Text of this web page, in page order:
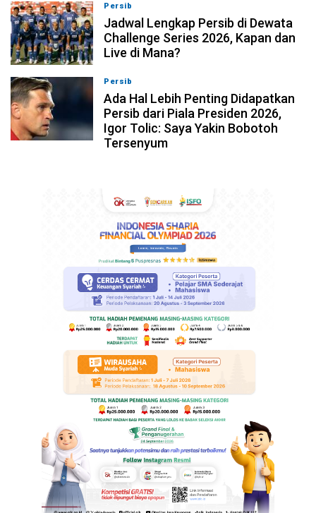
Persib
Jadwal Lengkap Persib di Dewata
Challenge Series 2026, Kapan dan
Live di Mana?
Persib
Ada Hal Lebih Penting Didapatkan
Persib dari Piala Presiden 2026,
Igor Tolic: Saya Yakin Bobotoh
Tersenyum